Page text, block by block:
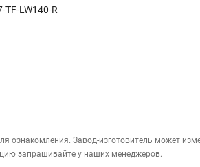
TF-LW140-R
ознакомления. Завод-изготовитель может
запрашивайте у наших менеджеров.